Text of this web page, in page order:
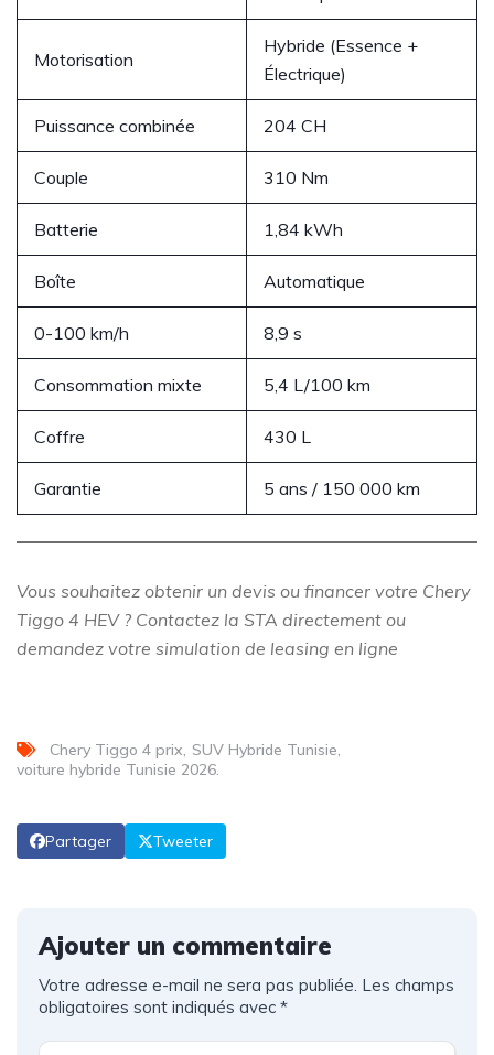
Motorisation
Hybride (Essence +
Électrique)
Puissance combinée 204 CH
Couple 310 Nm
Batterie 1,84 kWh
Boîte Automatique
0-100 km/h 8,9 s
Consommation mixte 5,4 L/100 km
Coffre 430 L
Garantie 5 ans / 150 000 km
Vous souhaitez obtenir un devis ou financer votre Chery
Tiggo 4 HEV ? Contactez la STA directement ou
demandez votre simulation de leasing en ligne
Chery Tiggo 4 prix SUV Hybride Tunisie
voiture hybride Tunisie 2026.
Partager Tweeter
Ajouter un commentaire
Votre adresse e-mail ne sera pas publiée. Les champs
obligatoires sont indiqués avec *